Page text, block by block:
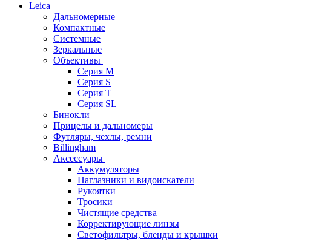
Leica
Дальномерные
Компактные
Системные
Зеркальные
Объективы
Серия M
Серия S
Серия T
Серия SL
Бинокли
Прицелы и дальномеры
Футляры, чехлы, ремни
Billingham
Аксессуары
Аккумуляторы
Наглазники и видоискатели
Рукоятки
Тросики
Чистящие средства
Корректирующие линзы
Светофильтры, бленды и крышки